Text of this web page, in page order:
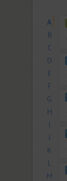
A
B
C
D
E
F
G
H
I
J
K
L
M